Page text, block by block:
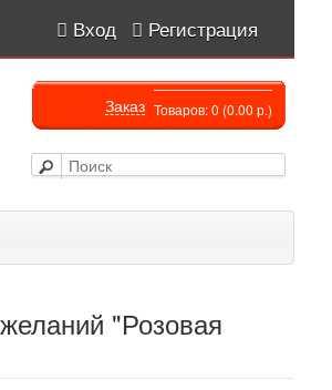
Вход Регистрация
Заказ Товаров: 0 (0.00 р.)
"Розовая